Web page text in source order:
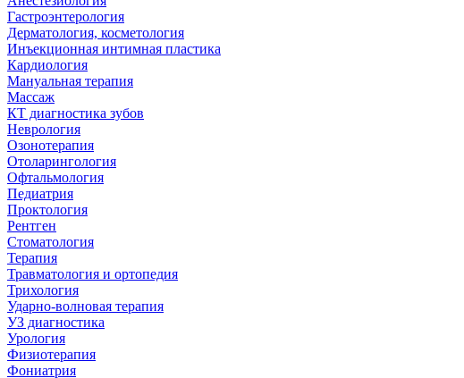
Гастроэнтерология
Дерматология, косметология
Инъекционная интимная пластика
Кардиология
Мануальная терапия
Массаж
КТ диагностика зубов
Неврология
Озонотерапия
Отоларингология
Офтальмология
Педиатрия
Проктология
Рентген
Стоматология
Терапия
Травматология и ортопедия
Трихология
Ударно-волновая терапия
УЗ диагностика
Урология
Физиотерапия
Фониатрия